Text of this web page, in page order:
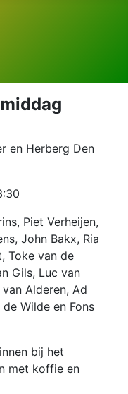
en Herberg Den
Piet Verheijen,
John Bakx, Ria
Toke van de
Gils, Luc van
Alderen, Ad
Wilde en Fons
bij het
met koffie en